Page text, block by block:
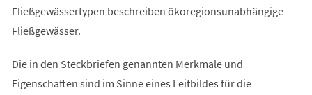
Fließgewässertypen beschreiben ökoregionsunabhängige
Fließgewässer.
Die in den Steckbriefen genannten Merkmale und
Eigenschaften sind im Sinne eines Leitbildes für die